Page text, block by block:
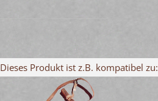
Dieses Produkt ist z.B. kompatibel zu: